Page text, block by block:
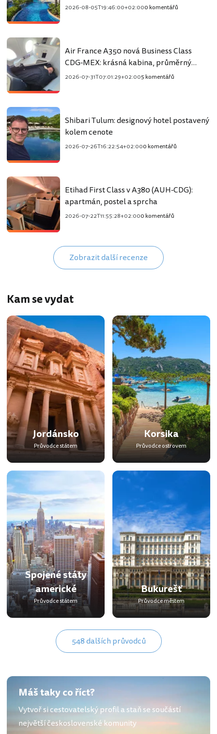
2026-08-05T19:46:00+02:000 komentářů
Air France A350 nová Business Class
CDG-MEX: krásná kabina, průměrný
zážitek
2026-07-31T07:01:29+02:005 komentářů
Shibari Tulum: designový hotel postavený
kolem cenote
2026-07-26T16:22:54+02:000 komentářů
Etihad First Class v A380 (AUH-CDG):
apartmán, postel a sprcha
2026-07-22T11:55:28+02:000 komentářů
Zobrazit další recenze
Kam se vydat
Jordánsko
Průvodce státem
Korsika
Průvodce ostrovem
Spojené státy
americké
Průvodce státem
Bukurešť
Průvodce městem
548 dalších průvodců
Máš taky co říct?
Vytvoř si cestovatelský profil a staň se součástí
největší československé komunity